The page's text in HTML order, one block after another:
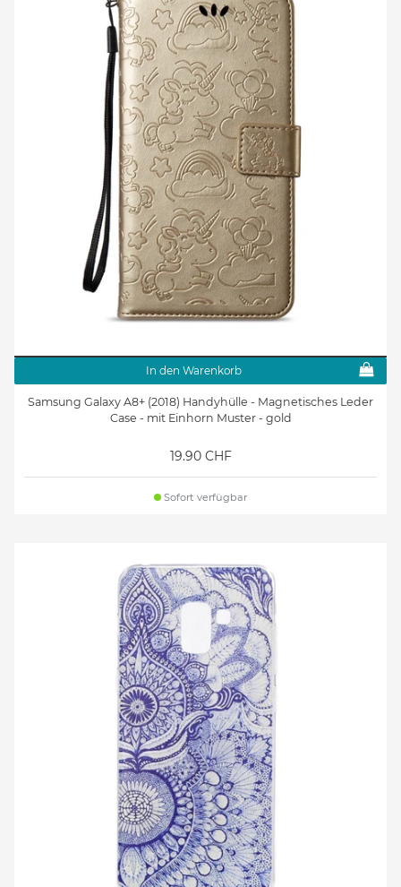
In den Warenkorb
Samsung Galaxy A8+ (2018) Handyhülle - Magnetisches Leder
Case - mit Einhorn Muster - gold
19.90 CHF
Sofort verfügbar